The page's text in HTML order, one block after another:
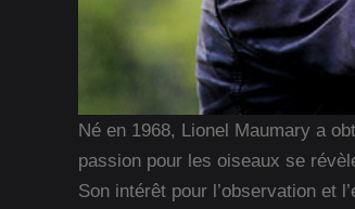
Né en 1968, Lionel Maumary a
passion pour les oiseaux se
Son intérêt pour l’observation et